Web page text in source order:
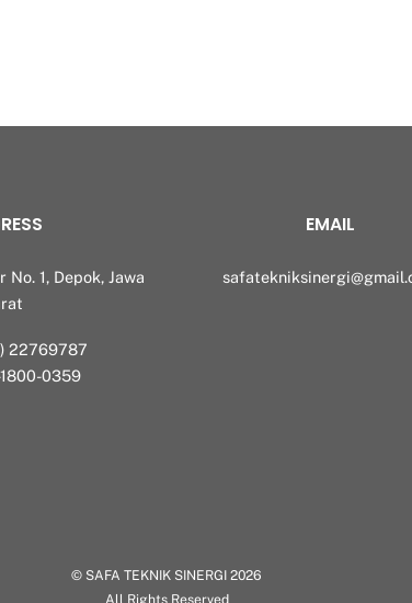
1, Depok, Jawa
22769787
0359
EMAIL
© SAFA TEKNIK SINERGI 2026
All Rights Reserved